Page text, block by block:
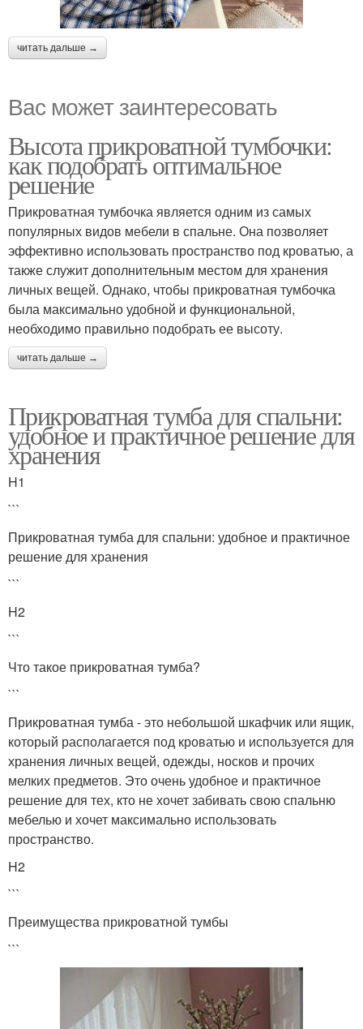
читать дальше →
Вас может заинтересовать
Высота прикроватной тумбочки:
как подобрать оптимальное
решение
Прикроватная тумбочка является одним из самых
популярных видов мебели в спальне. Она позволяет
эффективно использовать пространство под кроватью, а
также служит дополнительным местом для хранения
личных вещей. Однако, чтобы прикроватная тумбочка
была максимально удобной и функциональной,
необходимо правильно подобрать ее высоту.
читать дальше →
Прикроватная тумба для спальни:
удобное и практичное решение для
хранения
H1
```
Прикроватная тумба для спальни: удобное и практичное
решение для хранения
```
H2
```
Что такое прикроватная тумба?
```
Прикроватная тумба - это небольшой шкафчик или ящик,
который располагается под кроватью и используется для
хранения личных вещей, одежды, носков и прочих
мелких предметов. Это очень удобное и практичное
решение для тех, кто не хочет забивать свою спальню
мебелью и хочет максимально использовать
пространство.
H2
```
Преимущества прикроватной тумбы
```